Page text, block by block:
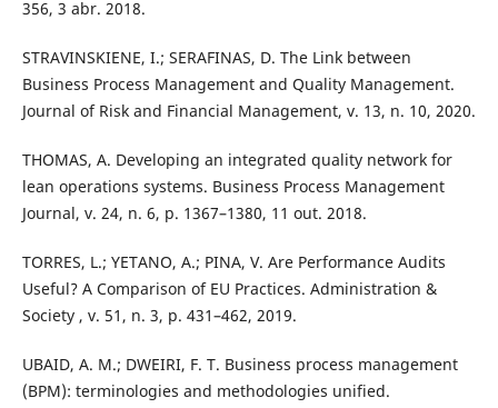
356, 3 abr. 2018.
STRAVINSKIENE, I.; SERAFINAS, D. The Link between
Business Process Management and Quality Management.
Journal of Risk and Financial Management, v. 13, n. 10, 2020.
THOMAS, A. Developing an integrated quality network for
lean operations systems. Business Process Management
Journal, v. 24, n. 6, p. 1367–1380, 11 out. 2018.
TORRES, L.; YETANO, A.; PINA, V. Are Performance Audits
Useful? A Comparison of EU Practices. Administration &
Society , v. 51, n. 3, p. 431–462, 2019.
UBAID, A. M.; DWEIRI, F. T. Business process management
(BPM): terminologies and methodologies unified.